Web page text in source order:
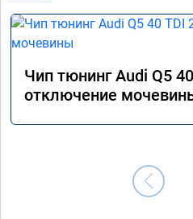
Чип тюнинг Audi Q5
отключение